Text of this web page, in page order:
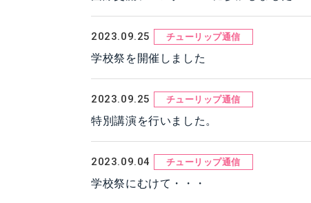
2023.09.25 チューリップ通信
学校祭を開催しました
2023.09.25 チューリップ通信
特別講演を行いました。
2023.09.04 チューリップ通信
学校祭にむけて・・・